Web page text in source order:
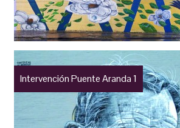
Intervención Puente Aranda 1